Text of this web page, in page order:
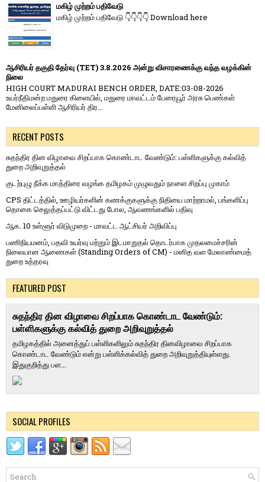
மகிழ் முற்றம் பதிவேடு
மகிழ் முற்றம் பதிவேடு 👇👇👇👇 Download here
ஆசிரியர் தகுதி தேர்வு (TET) 3.8.2026 அன்று விசாரணைக்கு வந்த வழக்கின்
நிலை
HIGH COURT MADURAI BENCH ORDER, DATE:03-08-2026
உயர்நீதிமன்ற மதுரை கிளையில், மதுரை மாவட்டம் பேரையூர் அரசு பெண்கள்
மேனிலைப்பள்ளி ஆசிரியர் திர...
RECENT POSTS
சுதந்திர தின விழாவை சிறப்பாக கொண்டாட வேண்டும்: பள்ளிகளுக்கு கல்வித்
துறை அறிவுறுத்தல்
குடற்புழு நீக்க மாத்திரை வழங்க தமிழகம் முழுவதும் நாளை சிறப்பு முகாம்
CPS திட்டத்தில், ஊழியர்களின் கணக்குகளுக்கு நிதியை மாற்றாமல், பங்களிப்பு
தொகை செலுத்தப்பட்டு விட்டது போல, ஆவணங்களில் பதிவு
ஆக. 10 உள்ளூர் விடுமுறை - மாவட்ட ஆட்சியர் அறிவிப்பு
பணிநியமனம், பதவி உயர்வு மற்றும் இடமாறுதல் தொடர்பாக முதலமைச்சரின்
நிலையான ஆணைகள் (Standing Orders of CM) - மனித வள மேலாண்மைத்
துறை உத்தரவு
FEATURED POST
சுதந்திர தின விழாவை சிறப்பாக கொண்டாட வேண்டும்:
பள்ளிகளுக்கு கல்வித் துறை அறிவுறுத்தல்
தமிழகத்தில் அனைத்துப் பள்ளிகளிலும் சுதந்திர தினவிழாவை சிறப்பாக
கொண்டாட வேண்டும் என்று பள்ளிக்கல்வித் துறை அறிவுறுத்தியுள்ளது.
இதுகுறித்து பள...
SOCIAL PROFILES